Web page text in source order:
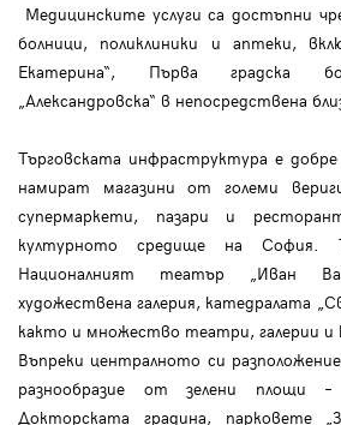
Медицинските услуги са достъпни
болници, поликлиники и аптеки,
Екатерина“, Първа градска
„Александровска“ в непосредствена
Търговската инфраструктура е
намират магазини от големи
супермаркети, пазари и
културното средище на София.
Националният театър „Иван
художествена галерия, катедралата
както и множество театри, галерии и
Въпреки централното си
разнообразие от зелени площи –
Докторската градина, парковете